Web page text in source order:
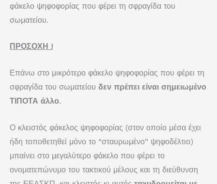
φάκελο ψηφοφορίας που φέρει τη σφραγίδα του
σωματείου.
ΠΡΟΣΟΧΗ !
Επάνω στο μικρότερο φάκελο ψηφοφορίας που φέρει τη
σφραγίδα του σωματείου δεν πρέπει είναι σημειωμένο
ΤΙΠΟΤΑ άλλο.
Ο κλειστός φάκελος ψηφοφορίας (στον οποίο μέσα έχει
ήδη τοποθετηθεί μόνο το “σταυρωμένο” ψη­φο­δέλτιο)
μπαίνει στο μεγαλύτερο φάκελο που φέρει το
ονοματεπώνυμο του τακτικού μέλους και τη διεύθυνση